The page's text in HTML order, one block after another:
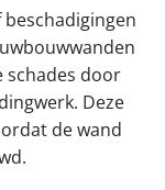
schades door
Deze
de wand